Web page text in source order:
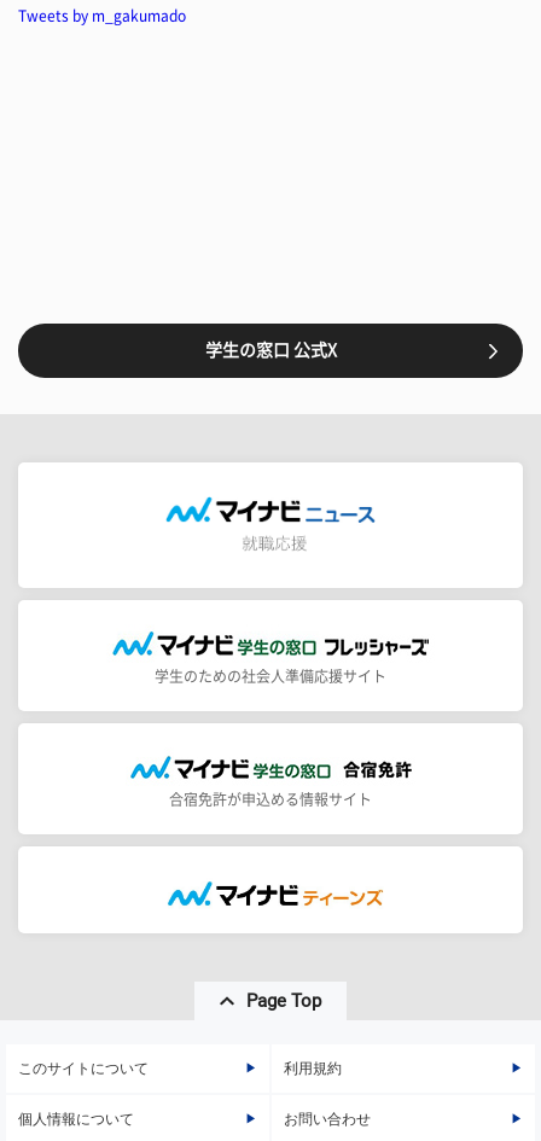
Tweets by m_gakumado
学生の窓口 公式X
学生のための社会人準備応援サイト
合宿免許が申込める情報サイト
Page Top
このサイトについて 利用規約
個人情報について お問い合わせ